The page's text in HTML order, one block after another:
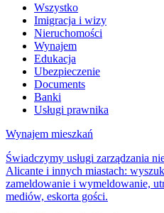
Wszystko
Imigracja i wizy
Nieruchomości
Wynajem
Edukacja
Ubezpieczenie
Documents
Banki
Usługi prawnika
Wynajem mieszkań
Świadczymy usługi zarządzania
Alicante i innych miastach:
zameldowanie i wymeldowanie,
mediów, eskorta gości.